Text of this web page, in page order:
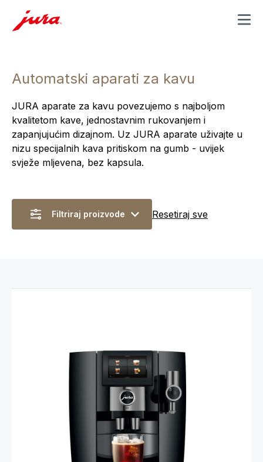
MENU
Automatski aparati za kavu
JURA aparate za kavu povezujemo s najboljom
kvalitetom kave, jednostavnim rukovanjem i
zapanjujućim dizajnom. Uz JURA aparate uživajte u
nizu specijalnih kava pritiskom na gumb - uvijek
svježe mljevena, bez kapsula.
Filtriraj proizvode Resetiraj sve